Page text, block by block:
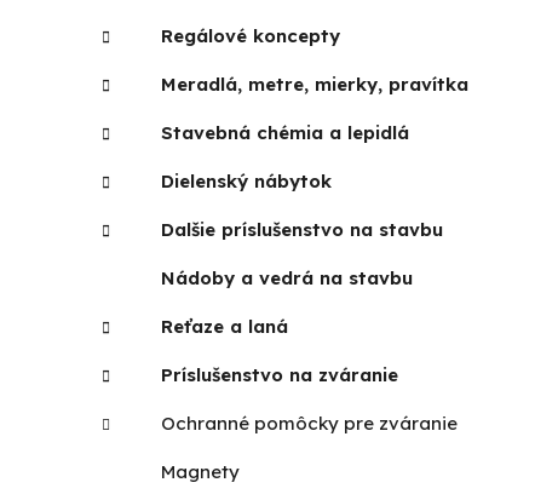
Regálové koncepty
Meradlá, metre, mierky, pravítka
Stavebná chémia a lepidlá
Dielenský nábytok
Dalšie príslušenstvo na stavbu
Nádoby a vedrá na stavbu
Reťaze a laná
Príslušenstvo na zváranie
Ochranné pomôcky pre zváranie
Magnety